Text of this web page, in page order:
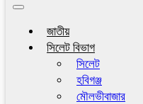
Toggle
জাতীয়
সিলেট বিভাগ
সিলেট
হবিগঞ্জ
মৌলভীবাজার